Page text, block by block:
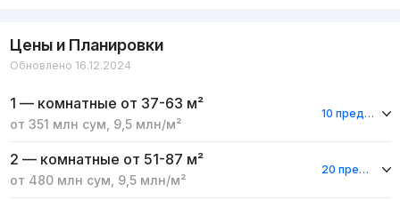
Цены и Планировки
Обновлено 16.12.2024
1 — комнатные от 37-63 м²
от 351 млн сум 9,5 млн/м²
10 предложений
2 — комнатные от 51-87 м²
от 480 млн сум 9,5 млн/м²
20 предложений